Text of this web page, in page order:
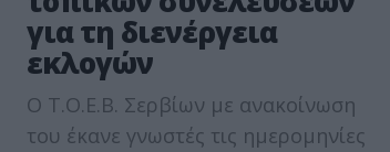
για τη διενέργεια
εκλογών
Ο Τ.Ο.Ε.Β. Σερβίων με ανακοίνωση
του έκανε γνωστές τις ημερομηνίες